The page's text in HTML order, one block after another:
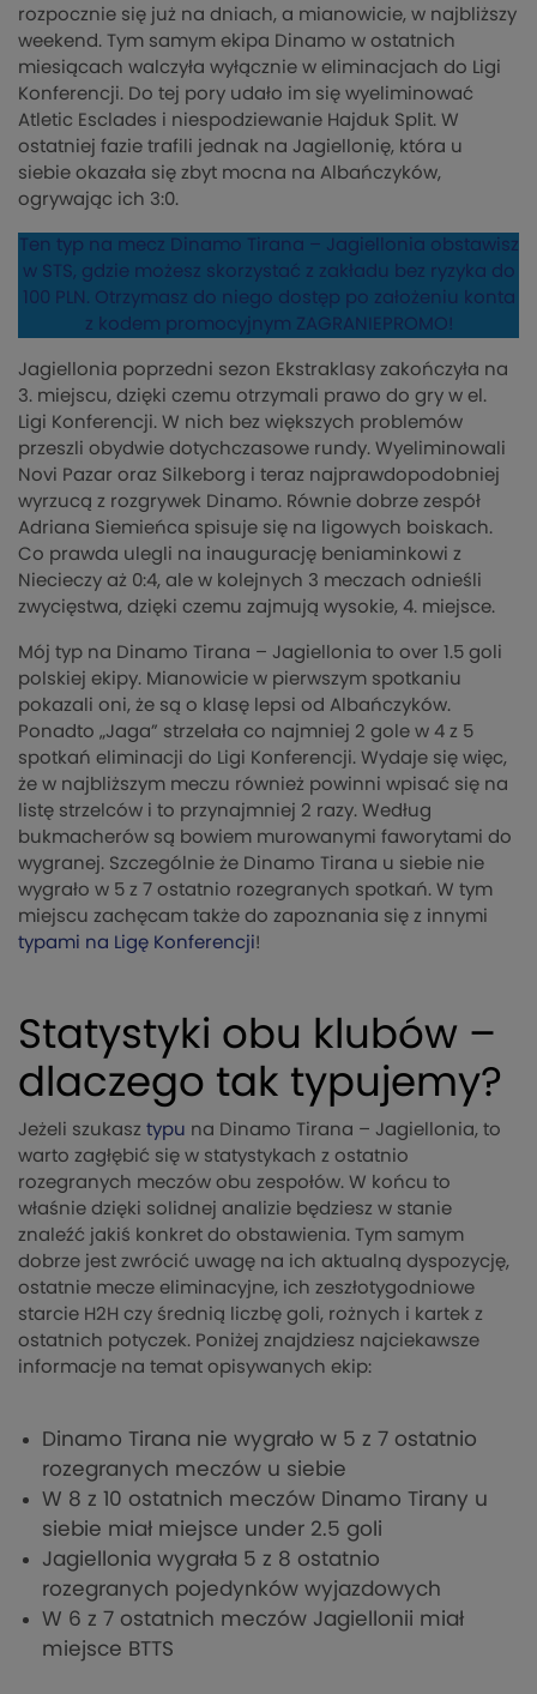
rozpocznie się już na dniach, a mianowicie, w najbliższy
weekend. Tym samym ekipa Dinamo w ostatnich
miesiącach walczyła wyłącznie w eliminacjach do Ligi
Konferencji. Do tej pory udało im się wyeliminować
Atletic Esclades i niespodziewanie Hajduk Split. W
ostatniej fazie trafili jednak na Jagiellonię, która u
siebie okazała się zbyt mocna na Albańczyków,
ogrywając ich 3:0.
Ten typ na mecz Dinamo Tirana – Jagiellonia obstawisz
w STS, gdzie możesz skorzystać z zakładu bez ryzyka do
100 PLN. Otrzymasz do niego dostęp po założeniu konta
z kodem promocyjnym ZAGRANIEPROMO!
Jagiellonia poprzedni sezon Ekstraklasy zakończyła na
3. miejscu, dzięki czemu otrzymali prawo do gry w el.
Ligi Konferencji. W nich bez większych problemów
przeszli obydwie dotychczasowe rundy. Wyeliminowali
Novi Pazar oraz Silkeborg i teraz najprawdopodobniej
wyrzucą z rozgrywek Dinamo. Równie dobrze zespół
Adriana Siemieńca spisuje się na ligowych boiskach.
Co prawda ulegli na inaugurację beniaminkowi z
Niecieczy aż 0:4, ale w kolejnych 3 meczach odnieśli
zwycięstwa, dzięki czemu zajmują wysokie, 4. miejsce.
Mój typ na Dinamo Tirana – Jagiellonia to over 1.5 goli
polskiej ekipy. Mianowicie w pierwszym spotkaniu
pokazali oni, że są o klasę lepsi od Albańczyków.
Ponadto „Jaga” strzelała co najmniej 2 gole w 4 z 5
spotkań eliminacji do Ligi Konferencji. Wydaje się więc,
że w najbliższym meczu również powinni wpisać się na
listę strzelców i to przynajmniej 2 razy. Według
bukmacherów są bowiem murowanymi faworytami do
wygranej. Szczególnie że Dinamo Tirana u siebie nie
wygrało w 5 z 7 ostatnio rozegranych spotkań. W tym
miejscu zachęcam także do zapoznania się z innymi
typami na Ligę Konferencji!
Statystyki obu klubów –
dlaczego tak typujemy?
Jeżeli szukasz typu na Dinamo Tirana – Jagiellonia, to
warto zagłębić się w statystykach z ostatnio
rozegranych meczów obu zespołów. W końcu to
właśnie dzięki solidnej analizie będziesz w stanie
znaleźć jakiś konkret do obstawienia. Tym samym
dobrze jest zwrócić uwagę na ich aktualną dyspozycję,
ostatnie mecze eliminacyjne, ich zeszłotygodniowe
starcie H2H czy średnią liczbę goli, rożnych i kartek z
ostatnich potyczek. Poniżej znajdziesz najciekawsze
informacje na temat opisywanych ekip:
Dinamo Tirana nie wygrało w 5 z 7 ostatnio
rozegranych meczów u siebie
W 8 z 10 ostatnich meczów Dinamo Tirany u
siebie miał miejsce under 2.5 goli
Jagiellonia wygrała 5 z 8 ostatnio
rozegranych pojedynków wyjazdowych
W 6 z 7 ostatnich meczów Jagiellonii miał
miejsce BTTS